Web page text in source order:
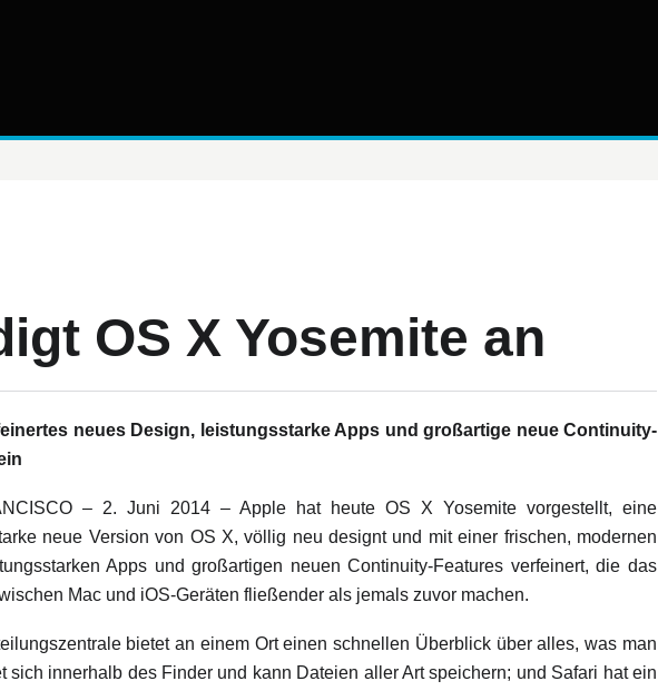
OS X Yosemite an
neues Design, leistungsstarke Apps und großartige neue Continuity-
– 2. Juni 2014 – Apple hat heute OS X Yosemite vorgestellt, eine
neue Version von OS X, völlig neu designt und mit einer frischen, modernen
Apps und großartigen neuen Continuity-Features verfeinert, die das
Mac und iOS-Geräten fließender als jemals zuvor machen.
bietet an einem Ort einen schnellen Überblick über alles, was man
sich innerhalb des Finder und kann Dateien aller Art speichern; und Safari hat ein